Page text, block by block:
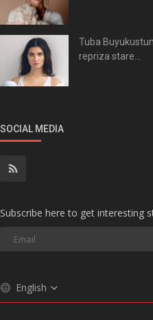
Tuba
repriza stare...
SOCIAL MEDIA
Subscribe here to get interesting
English